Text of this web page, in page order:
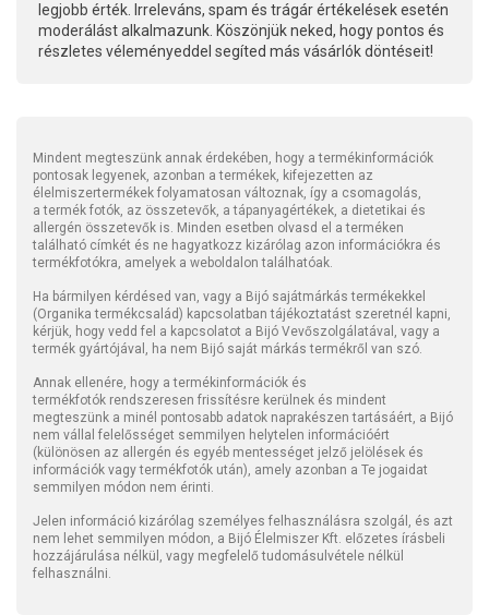
legjobb érték. Irreleváns, spam és trágár értékelések esetén
moderálást alkalmazunk. Köszönjük neked, hogy pontos és
részletes véleményeddel segíted más vásárlók döntéseit!
Mindent megteszünk annak érdekében, hogy a termékinformációk
pontosak legyenek, azonban a termékek, kifejezetten az
élelmiszertermékek folyamatosan változnak, így a csomagolás,
a termék fotók, az összetevők, a tápanyagértékek, a dietetikai és
allergén összetevők is. Minden esetben olvasd el a terméken
található címkét és ne hagyatkozz kizárólag azon információkra és
termékfotókra, amelyek a weboldalon találhatóak.
Ha bármilyen kérdésed van, vagy a Bijó sajátmárkás termékekkel
(Organika termékcsalád) kapcsolatban tájékoztatást szeretnél kapni,
kérjük, hogy vedd fel a kapcsolatot a Bijó Vevőszolgálatával, vagy a
termék gyártójával, ha nem Bijó saját márkás termékről van szó.
Annak ellenére, hogy a termékinformációk és
termékfotók rendszeresen frissítésre kerülnek és mindent
megteszünk a minél pontosabb adatok naprakészen tartásáért, a Bijó
nem vállal felelősséget semmilyen helytelen információért
(különösen az allergén és egyéb mentességet jelző jelölések és
információk vagy termékfotók után), amely azonban a Te jogaidat
semmilyen módon nem érinti.
Jelen információ kizárólag személyes felhasználásra szolgál, és azt
nem lehet semmilyen módon, a Bijó Élelmiszer Kft. előzetes írásbeli
hozzájárulása nélkül, vagy megfelelő tudomásulvétele nélkül
felhasználni.